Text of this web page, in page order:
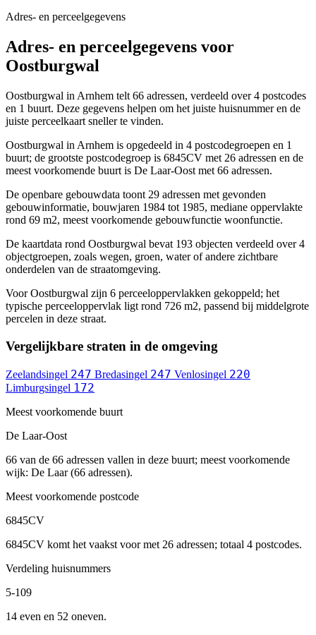
Adres- en perceelgegevens
Adres- en perceelgegevens voor
Oostburgwal
Oostburgwal in Arnhem telt 66 adressen, verdeeld over 4 postcodes
en 1 buurt. Deze gegevens helpen om het juiste huisnummer en de
juiste perceelkaart sneller te vinden.
Oostburgwal in Arnhem is opgedeeld in 4 postcodegroepen en 1
buurt; de grootste postcodegroep is 6845CV met 26 adressen en de
meest voorkomende buurt is De Laar-Oost met 66 adressen.
De openbare gebouwdata toont 29 adressen met gevonden
gebouwinformatie, bouwjaren 1984 tot 1985, mediane oppervlakte
rond 69 m2, meest voorkomende gebouwfunctie woonfunctie.
De kaartdata rond Oostburgwal bevat 193 objecten verdeeld over 4
objectgroepen, zoals wegen, groen, water of andere zichtbare
onderdelen van de straatomgeving.
Voor Oostburgwal zijn 6 perceeloppervlakken gekoppeld; het
typische perceeloppervlak ligt rond 726 m2, passend bij middelgrote
percelen in deze straat.
Vergelijkbare straten in de omgeving
Zeelandsingel 247 Bredasingel 247 Venlosingel 220
Limburgsingel 172
Meest voorkomende buurt
De Laar-Oost
66 van de 66 adressen vallen in deze buurt; meest voorkomende
wijk: De Laar (66 adressen).
Meest voorkomende postcode
6845CV
6845CV komt het vaakst voor met 26 adressen; totaal 4 postcodes.
Verdeling huisnummers
5-109
14 even en 52 oneven.